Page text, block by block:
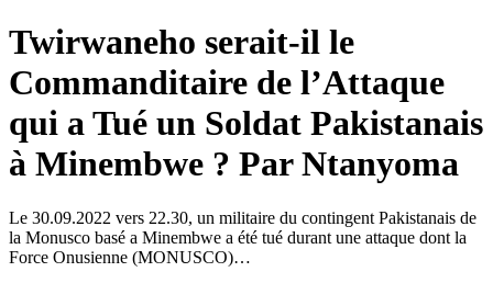
Twirwaneho serait-il le
Commanditaire de l’Attaque
qui a Tué un Soldat Pakistanais
à Minembwe ? Par Ntanyoma
Le 30.09.2022 vers 22.30, un militaire du contingent Pakistanais de
la Monusco basé a Minembwe a été tué durant une attaque dont la
Force Onusienne (MONUSCO)…